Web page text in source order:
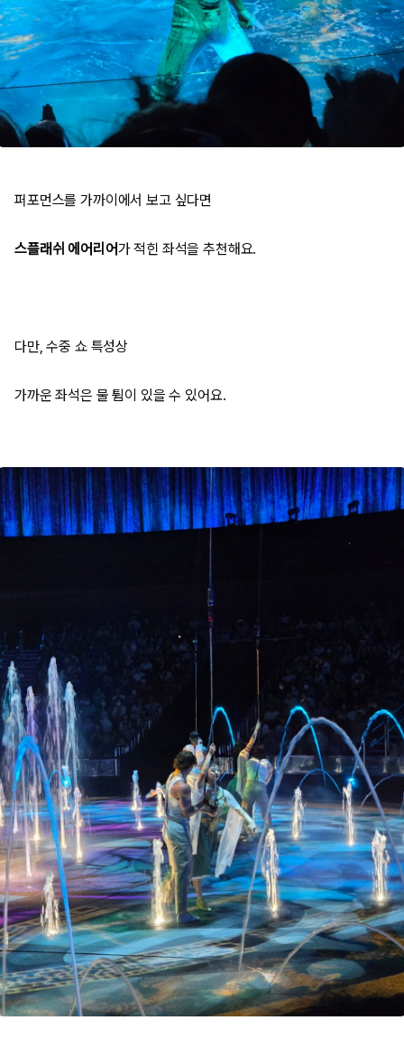
퍼포먼스를 가까이에서 보고 싶다면
스플래쉬 에어리어가 적힌 좌석을 추천해요.
다만, 수중 쇼 특성상
가까운 좌석은 물 튐이 있을 수 있어요.